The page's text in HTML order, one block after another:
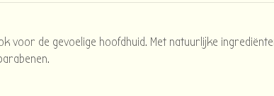
de gevoelige hoofdhuid. Met natuurlijke